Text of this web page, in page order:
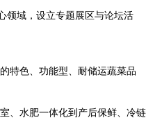
领域，设立专题展区与论坛活
特色、功能型、耐储运蔬菜品
、水肥一体化到产后保鲜、冷链